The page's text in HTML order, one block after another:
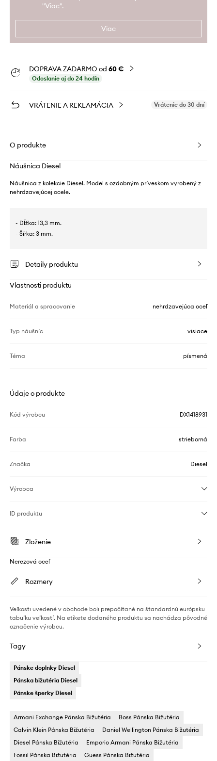
"Viac".
Viac
DOPRAVA ZADARMO od 60 €
Odoslanie aj do 24 hodín
VRÁTENIE A REKLAMÁCIA Vrátenie do 30 dní
O produkte
Náušnica Diesel
Náušnica z kolekcie Diesel. Model s ozdobným príveskom vyrobený z
nehrdzavejúcej ocele.
- Dĺžka: 13,3 mm.
- Šírka: 3 mm.
Detaily produktu
Vlastnosti produktu
Materiál a spracovanie nehrdzavejúca oceľ
Typ náušníc visiace
Téma písmená
Údaje o produkte
Kód výrobcu DX1418931
Farba strieborná
Značka Diesel
Výrobca
ID produktu
Zloženie
Nerezová oceľ
Rozmery
Veľkosti uvedené v obchode boli prepočítané na štandardnú európsku
tabuľku veľkostí. Na etikete dodaného produktu sa nachádza pôvodné
označenie výrobcu.
Tagy
Pánske doplnky Diesel
Pánska bižutéria Diesel
Pánske šperky Diesel
Armani Exchange Pánska Bižutéria
Boss Pánska Bižutéria
Calvin Klein Pánska Bižutéria
Daniel Wellington Pánska Bižutéria
Diesel Pánska Bižutéria
Emporio Armani Pánska Bižutéria
Fossil Pánska Bižutéria
Guess Pánska Bižutéria